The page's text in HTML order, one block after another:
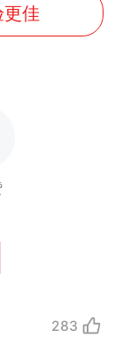
佳
283